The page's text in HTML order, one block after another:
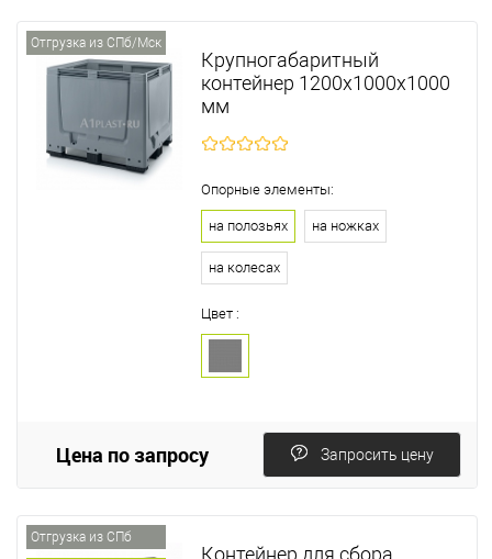
Отгрузка из СПб/Мск
Крупногабаритный
контейнер 1200х1000х1000
мм
Опорные элементы:
на полозьях на ножках
на колесах
Цвет :
Цена по запросу Запросить цену
Отгрузка из СПб
Контейнер для сбора